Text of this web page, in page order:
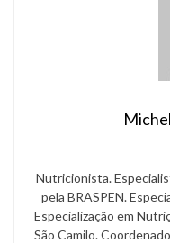
Nutricionista.
pela BRASPEN.
Especialização em
São Camilo.